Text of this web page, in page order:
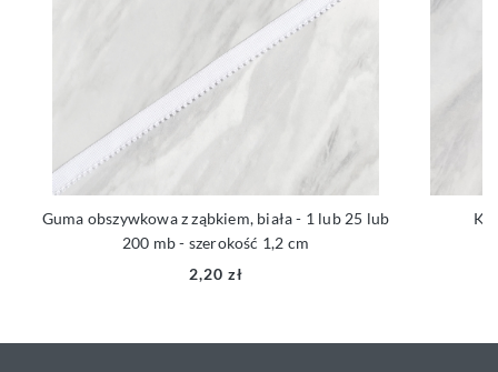
Guma obszywkowa z ząbkiem, biała - 1 lub 25 lub
200 mb - szerokość 1,2 cm
2,20 zł